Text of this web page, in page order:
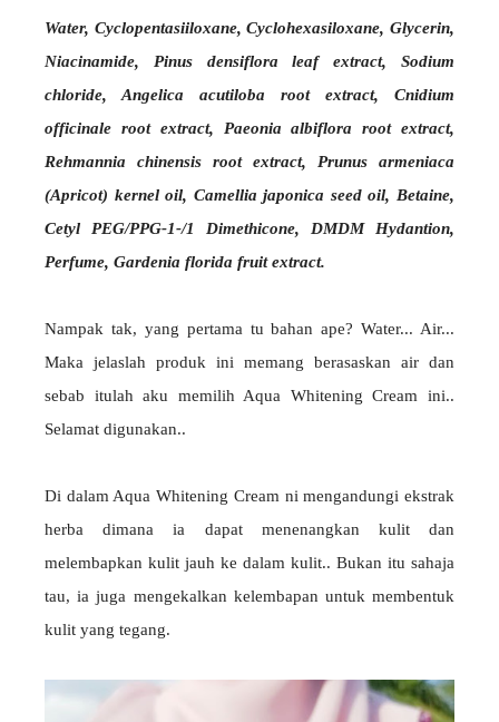
Water, Cyclopentasiiloxane, Cyclohexasiloxane, Glycerin,
Niacinamide, Pinus densiflora leaf extract, Sodium
chloride, Angelica acutiloba root extract, Cnidium
officinale root extract, Paeonia albiflora root extract,
Rehmannia chinensis root extract, Prunus armeniaca
(Apricot) kernel oil, Camellia japonica seed oil, Betaine,
Cetyl PEG/PPG-1-/1 Dimethicone, DMDM Hydantion,
Perfume, Gardenia florida fruit extract.
Nampak tak, yang pertama tu bahan ape? Water... Air...
Maka jelaslah produk ini memang berasaskan air dan
sebab itulah aku memilih Aqua Whitening Cream ini..
Selamat digunakan..
Di dalam Aqua Whitening Cream ni mengandungi ekstrak
herba dimana ia dapat menenangkan kulit dan
melembapkan kulit jauh ke dalam kulit.. Bukan itu sahaja
tau, ia juga mengekalkan kelembapan untuk membentuk
kulit yang tegang.